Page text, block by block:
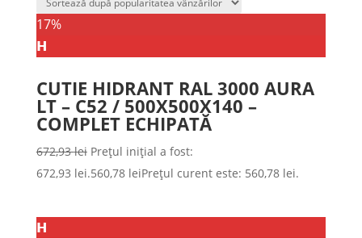
17%
𝗛
CUTIE HIDRANT RAL 3000 AURA
LT – C52 / 500X500X140 –
COMPLET ECHIPATĂ
672,93lei Prețul inițial a fost:
672,93 lei.560,78 leiPrețul curent este: 560,78 lei.
𝗛